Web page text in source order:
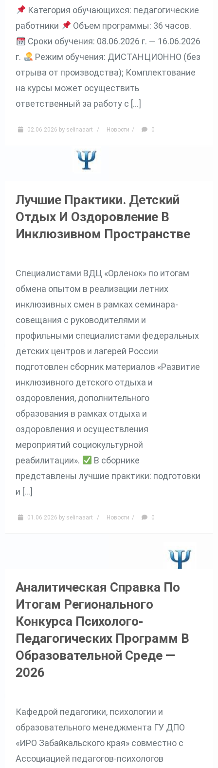
Категория обучающихся: педагогические
работники
Объем программы: 36 часов.
Сроки обучения: 08.06.2026 г. — 16.06.2026
г.
Режим обучения: ДИСТАНЦИОННО (без
отрыва от производства); Комплектование
на курсы может осуществить
ответственный за работу с […]
02.06.2026 by selinaaart / Новости / 0
Лучшие Практики. Детский
Отдых И Оздоровление В
Инклюзивном Пространстве
Специалистами ВДЦ «Орленок» по итогам
обмена опытом в реализации летних
инклюзивных смен в рамках семинара-
совещания с руководителями и
профильными специалистами федеральных
детских центров и лагерей России
подготовлен сборник материалов «Развитие
инклюзивного детского отдыха и
оздоровления, дополнительного
образования в рамках отдыха и
оздоровления и осуществления
мероприятий социокультурной
реабилитации».
В сборнике
представлены лучшие практики: подготовки
и […]
01.06.2026 by selinaaart / Новости / 0
Аналитическая Справка По
Итогам Регионального
Конкурса Психолого-
Педагогических Программ В
Образовательной Среде —
2026
Кафедрой педагогики, психологии и
образовательного менеджмента ГУ ДПО
«ИРО Забайкальского края» совместно с
Ассоциацией педагогов-психологов